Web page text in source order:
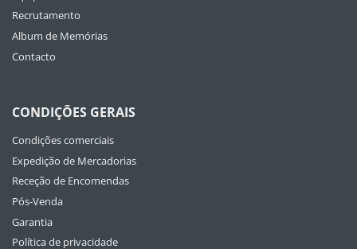
Recrutamento
Album de Memórias
Contacto
CONDIÇÕES GERAIS
Condições comerciais
Expedição de Mercadorias
Receção de Encomendas
Pós-Venda
Garantia
Política de privacidade